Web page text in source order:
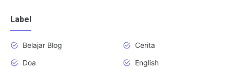
Label
Belajar Blog
Cerita
Doa
English